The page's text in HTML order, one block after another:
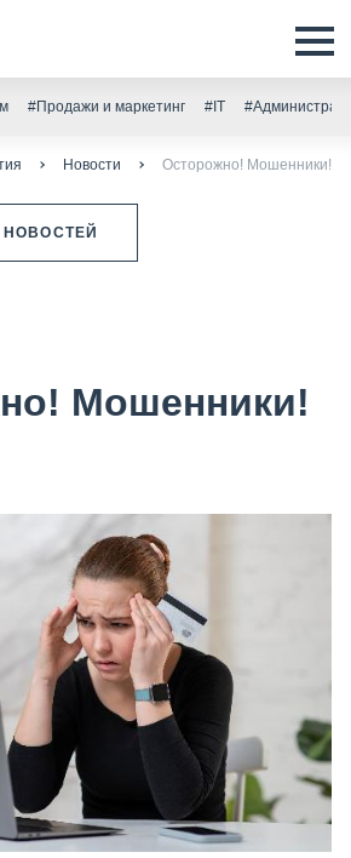
#Продажи и маркетинг #IT
Новости Осторожно! Мошенники!
НОВОСТЕЙ
Мошенники!